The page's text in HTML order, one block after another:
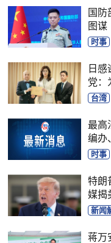
国防
图谋
时事
日感
党：
台湾
最高
编办
时事
特朗
媒揭
新闻
蒋万